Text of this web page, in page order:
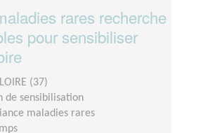
rares recherche
pour sensibiliser
(37)
de sensibilisation
maladies rares